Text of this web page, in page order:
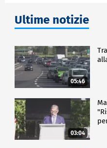
Ultime notizie
05:46
03:04